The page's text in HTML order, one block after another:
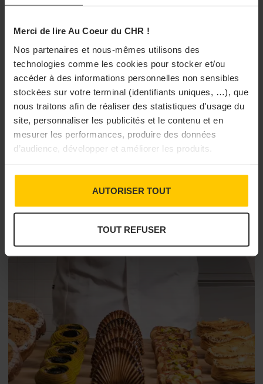
Merci de lire Au Coeur du CHR !
Nos partenaires et nous-mêmes utilisons des
technologies comme les cookies pour stocker et/ou
accéder à des informations personnelles non sensibles
stockées sur votre terminal (identifiants uniques, …), que
nous traitons afin de réaliser des statistiques d'usage du
site, personnaliser les publicités et le contenu et en
mesurer les performances, produire des données
d’audience, développer et améliorer les produits.
AUTORISER TOUT
TOUT REFUSER
DÉCISION BUSINESS PÂTISSERIE
Yann Couvreur poursuit sa collaboration avec
le Domaine de Murtoli
Yann Couvreur Pâtisserie poursuit son partenariat avec le
Domaine de Murtoli et signe une offre sucrée inspirée par les
11/06/2026 à 16h00